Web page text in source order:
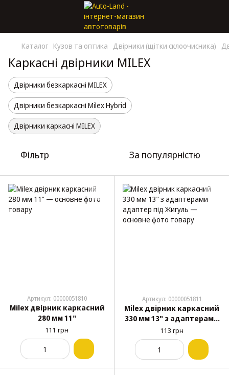
Каталог Кузов та оптика Двірники (щітки склоочисника)
Каркасні двірники MILEX
Двірники безкаркасні MILEX
Двірники безкаркасні Milex Hybrid
Двірники каркасні MILEX
Фільтр За популярністю
Артикул: 00000051810
Milex двірник каркасний
280 мм 11"
111 грн
Артикул: 00000051811
Milex двірник каркасний
330 мм 13" з адаптерами
адаптер під Жигуль
113 грн